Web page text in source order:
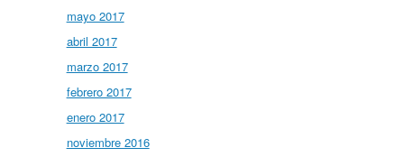
mayo 2017
abril 2017
marzo 2017
febrero 2017
enero 2017
noviembre 2016